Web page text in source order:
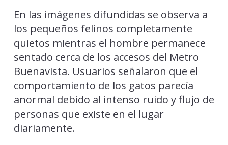
En las imágenes difundidas se observa a
los pequeños felinos completamente
quietos mientras el hombre permanece
sentado cerca de los accesos del Metro
Buenavista. Usuarios señalaron que el
comportamiento de los gatos parecía
anormal debido al intenso ruido y flujo de
personas que existe en el lugar
diariamente.